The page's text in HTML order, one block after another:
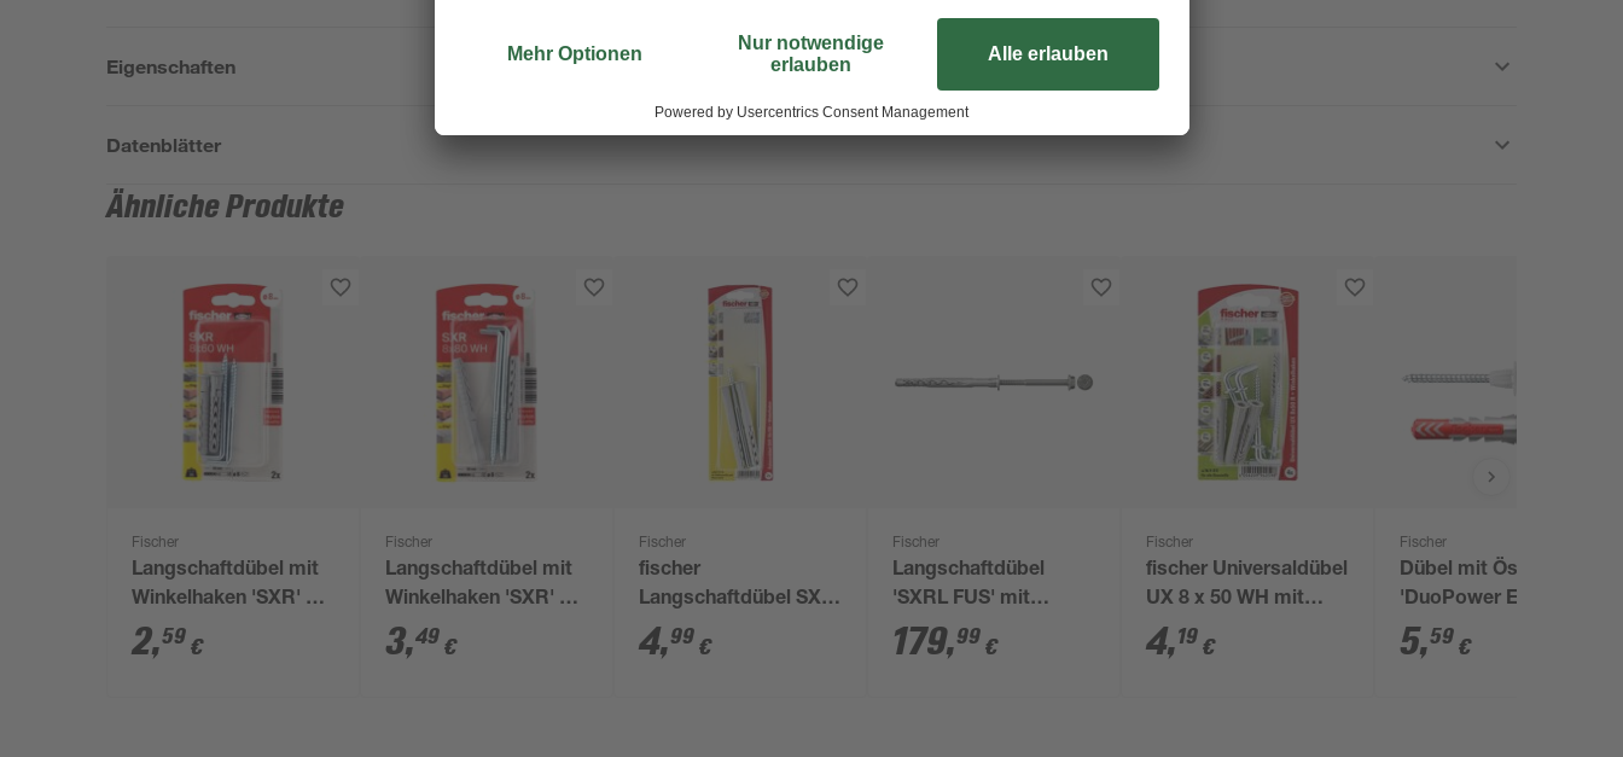
Eigenschaften
Datenblätter
Ähnliche Produkte
Fischer
Langschaftdübel mit
Winkelhaken 'SXR' 8 x
60 mm 4-teilig
2,59 €
Fischer
Langschaftdübel mit
Winkelhaken 'SXR' 8 x
80 mm 4-teilig
3,49 €
Fischer
fischer
Langschaftdübel SXR
10x100 WH mit
Winkelhaken 2 Stück
4,99 €
Fischer
Langschaftdübel
'SXRL FUS' mit
Sechskantschraube
rostfreier Stahl Ø 10 x
179,99 €
Fischer
fischer Universaldübel
UX 8 x 50 WH mit
Winkelhaken 4 Stück
4,19 €
Fischer
Dübel mit Ösenhaken
'DuoPower EasyHook
Loop' Ø 6 x 30 mm, 6
Stück
5,59 €